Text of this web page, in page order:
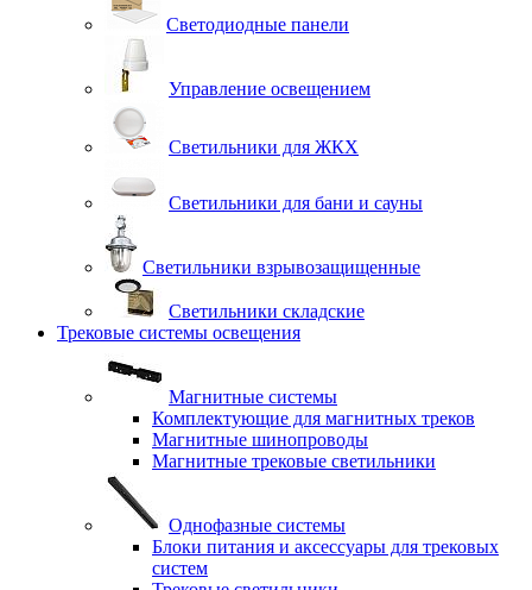
Светодиодные панели
Управление освещением
Светильники для ЖКХ
Светильники для бани и сауны
Светильники взрывозащищенные
Светильники складские
Трековые системы освещения
Магнитные системы
Комплектующие для магнитных треков
Магнитные шинопроводы
Магнитные трековые светильники
Однофазные системы
Блоки питания и аксессуары для трековых
систем